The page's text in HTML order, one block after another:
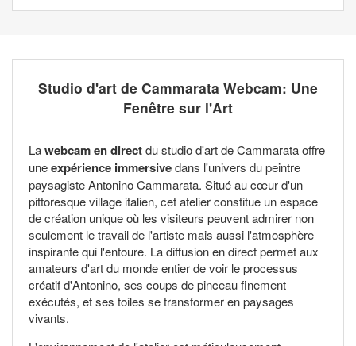
Studio d'art de Cammarata Webcam: Une
Fenêtre sur l'Art
Lawebcam en directdu studio d'art de Cammarata offre
uneexpérience immersivedans l'univers du peintre
paysagiste Antonino Cammarata. Situé au cœur d'un
pittoresque village italien, cet atelier constitue un espace
de création unique où les visiteurs peuvent admirer non
seulement le travail de l'artiste mais aussi l'atmosphère
inspirante qui l'entoure. La diffusion en direct permet aux
amateurs d'art du monde entier de voir le processus
créatif d'Antonino, ses coups de pinceau finement
exécutés, et ses toiles se transformer en paysages
vivants.